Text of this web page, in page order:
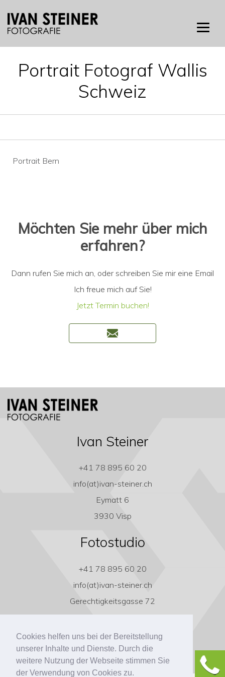
Cookies helfen uns bei der Bereitstellung
unserer Inhalte und Dienste. Durch die
weitere Nutzung der Webseite stimmen Sie
der Verwendung von Cookies zu.
Portrait Fotograf Wallis
Schweiz
Beitragsnavigation
Portrait Bern
Möchten Sie mehr über mich
erfahren?
Dann rufen Sie mich an, oder schreiben Sie mir eine Email
Ich freue mich auf Sie!
Jetzt Termin buchen!
Ivan Steiner
+41 78 895 60 20
info(at)ivan-steiner.ch
Eymatt 6
3930 Visp
Fotostudio
+41 78 895 60 20
info(at)ivan-steiner.ch
Gerechtigkeitsgasse 72
3011 Bern